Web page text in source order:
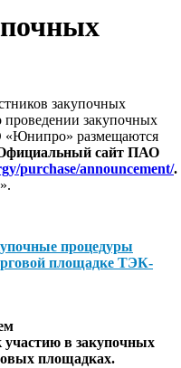
закупочных
проведении закупочных
размещаются
сайт ПАО
purchase/announcement/.
процедуры
площадке ТЭК-
участию в закупочных
площадках.